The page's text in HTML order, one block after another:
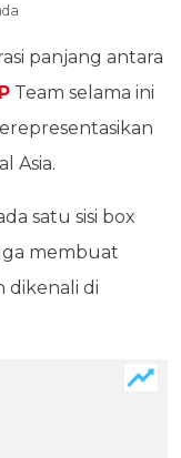
panjang antara
Team selama ini
Asia.
satu sisi box
membuat
dikenali di